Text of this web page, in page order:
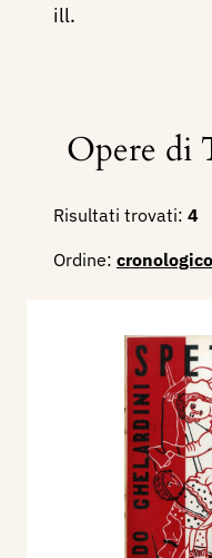
ill.
Opere di
Risultati trovati: 4
Ordine: cronologico